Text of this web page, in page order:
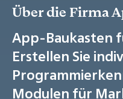
Über die Firma
App-Baukasten
Erstellen Sie
Modulen für